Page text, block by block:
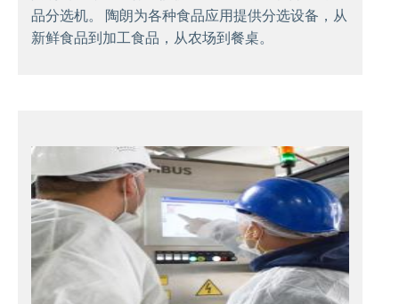
品分选机。 陶朗为各种食品应用提供分选设备，从
新鲜食品到加工食品，从农场到餐桌。